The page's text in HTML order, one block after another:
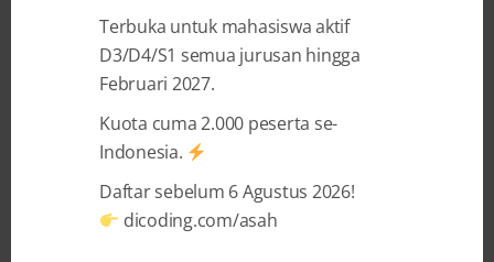
para ahli, pada tahun 2025 mendatang ...
Terbuka untuk mahasiswa aktif
D3/D4/S1 semua jurusan hingga
Februari 2027.
Kuota cuma 2.000 peserta se-
Indonesia.
Daftar sebelum 6 Agustus 2026!
dicoding.com/asah